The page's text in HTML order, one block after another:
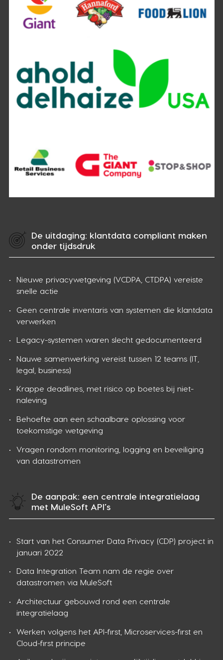
De uitdaging: klantdata compliant maken
onder tijdsdruk
Nieuwe privacywetgeving (VCDPA, CTDPA) vereiste
snelle actie
Geen centrale inventaris van systemen die klantdata
verwerken
Legacy-systemen waren slecht gedocumenteerd
Nauwe samenwerking vereist tussen 12 teams (IT,
legal, business)
Krappe deadlines, met risico op boetes bij niet-
naleving
Behoefte aan een schaalbare oplossing voor
toekomstige wetgeving
Vragen rondom monitoring, logging en beveiliging
van datastromen
De aanpak: een centrale integratielaag
met MuleSoft API’s
Start van het Consumer Data Privacy (CDP) project in
januari 2022
Data Integration Team nam de regie over
datastromen via MuleSoft
Architectuur gebouwd rond een centrale
integratielaag
Werken volgens het API-first, Microservices-first en
Cloud-first principe